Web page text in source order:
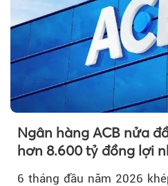
Ngân hàng ACB nửa
hơn 8.600 tỷ đồng lợi
6 tháng đầu năm 2026